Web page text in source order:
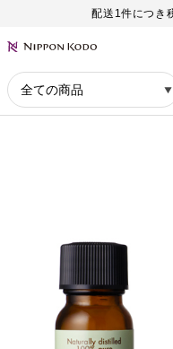
配送1件につき